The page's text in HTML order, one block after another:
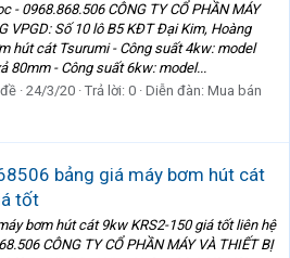
- 0968.868.506 CÔNG TY CỔ PHẦN MÁY
VPGD: Số 10 lô B5 KĐT Đại Kim, Hoàng
hút cát Tsurumi - Công suất 4kw: model
80mm - Công suất 6kw: model...
24/3/20 Trả lời: 0 Diễn đàn: Mua bán
bảng giá máy bơm hút cát
tốt
bơm hút cát 9kw KRS2-150 giá tốt liên hệ
CÔNG TY CỔ PHẦN MÁY VÀ THIẾT BỊ